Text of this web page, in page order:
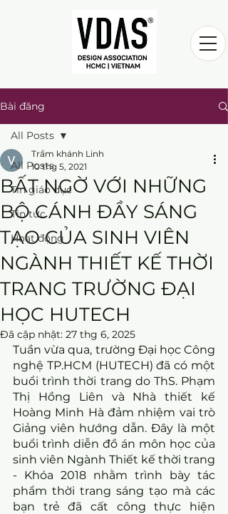
Bài đăng
All Posts
Tin giáo dục
Tin tức
Hoạt động
All Posts
BẤT NGỜ VỚI NHỮNG
BỘ CÁNH ĐẦY SÁNG
TẠO CỦA SINH VIÊN
NGÀNH THIẾT KẾ THỜI
TRANG TRƯỜNG ĐẠI
HỌC HUTECH
Trầm khánh Linh
10 thg 5, 2021
Đã cập nhật: 27 thg 6, 2025
Tuần vừa qua, trường Đại học Công
nghệ TP.HCM (HUTECH) đã có một
buổi trình thời trang do ThS. Phạm
Thị Hồng Liên và Nhà thiết kế
Hoàng Minh Hà đảm nhiệm vai trò
Giảng viên hướng dẫn. Đây là một
buổi trình diễn đồ án môn học của
sinh viên Ngành Thiết kế thời trang
- Khóa 2018 nhằm trình bày tác
phẩm thời trang sáng tạo mà các
bạn trẻ đã cất công thực hiện